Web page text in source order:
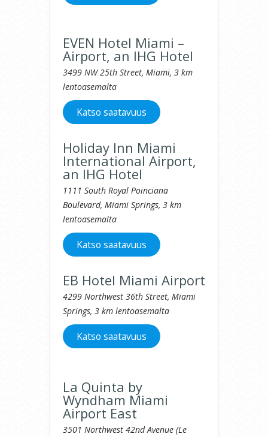
EVEN Hotel Miami –
Airport, an IHG Hotel
3499 NW 25th Street, Miami, 3 km
lentoasemalta
Katso saatavuus
Holiday Inn Miami
International Airport,
an IHG Hotel
1111 South Royal Poinciana
Boulevard, Miami Springs, 3 km
lentoasemalta
Katso saatavuus
EB Hotel Miami Airport
4299 Northwest 36th Street, Miami
Springs, 3 km lentoasemalta
Katso saatavuus
La Quinta by
Wyndham Miami
Airport East
3501 Northwest 42nd Avenue (Le